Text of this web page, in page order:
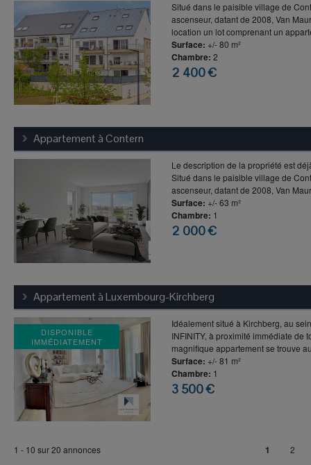
Situé dans le paisible village de
ascenseur, datant de 2008, Van
location un lot comprenant un
Surface: +/- 80 m²
Chambre: 2
2 400 €
Appartement àContern
Le description de la propriété est
Situé dans le paisible village de
ascenseur, datant de 2008, Van
Surface: +/- 63 m²
Chambre: 1
2 000 €
Appartement àLuxembourg-Kirchberg
DISPONIBLE
IMMÉDIATEMENT
Idéalement situé à Kirchberg, au
INFINITY, à proximité immédiate de
magnifique appartement se trouve
Surface: +/- 81 m²
Chambre: 1
3 500 €
1 - 10 sur 20 annonces 1 2